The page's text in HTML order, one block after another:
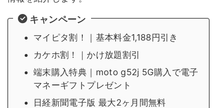
キャンペーン
マイピタ割！｜基本料金1,188円引き
カケホ割！｜かけ放題割引
端末購入特典｜moto g52j 5G購入で電子
マネーギフトプレゼント
日経新聞電子版 最大2ヶ月間無料